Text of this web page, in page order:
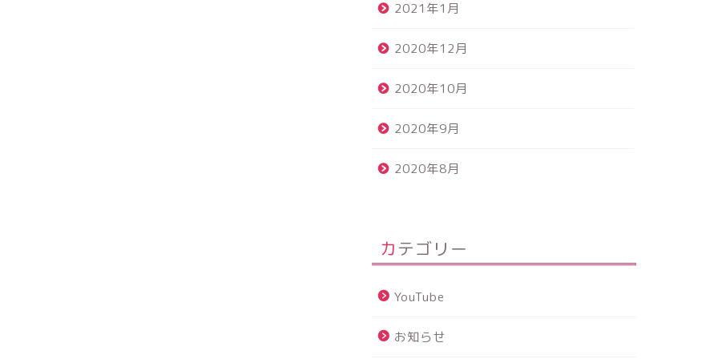
2021年1月
2020年12月
2020年10月
2020年9月
2020年8月
カテゴリー
YouTube
お知らせ